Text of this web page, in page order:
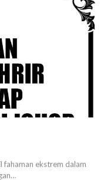
fahaman ekstrem dalam